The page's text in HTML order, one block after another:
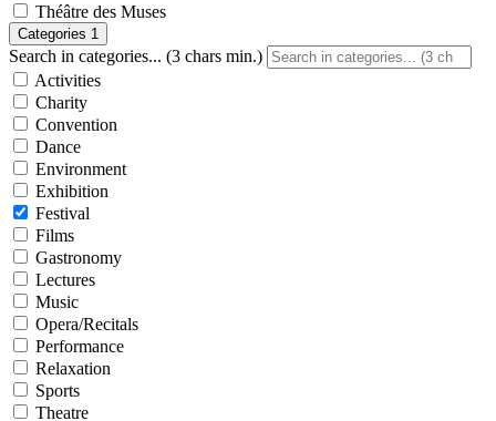
Théâtre des Muses
Categories 1
Search in categories... (3 chars min.)
Activities
Charity
Convention
Dance
Environment
Exhibition
Festival
Films
Gastronomy
Lectures
Music
Opera/Recitals
Performance
Relaxation
Sports
Theatre